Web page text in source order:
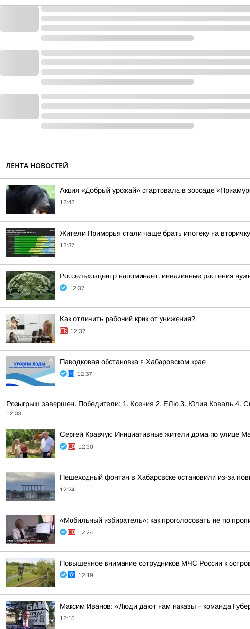
ЛЕНТА НОВОСТЕЙ
Акция «Добрый урожай» стартовала в зоосаде
12:42
Жители Приморья стали чаще брать ипотеку на
12:37
Россельхозцентр напоминает: инвазивные растения
12:37
Как отличить рабочий крик от унижения?
12:37
Паводковая обстановка в Хабаровском крае
12:37
Розыгрыш завершен. Победители: 1. Ксения 2. ЕЛю 3. Юлия Коваль 4.
12:33
Сергей Кравчук: Инициативные жители дома по улице
12:30
Пешеходный фонтан в Хабаровске остановили из-за
12:24
«Мобильный избиратель»: как проголосовать не по
12:24
Повышенное внимание сотрудников МЧС России к
12:19
Максим Иванов: «Люди дают нам наказы – команда
12:15